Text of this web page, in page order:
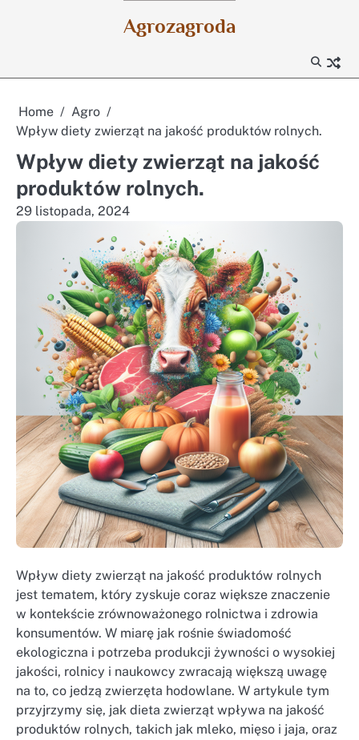
Agrozagroda
Home
Agro
Wpływ diety zwierząt na jakość produktów rolnych.
Wpływ diety zwierząt na jakość
produktów rolnych.
29 listopada, 2024
Wpływ diety zwierząt na jakość produktów rolnych
jest tematem, który zyskuje coraz większe znaczenie
w kontekście zrównoważonego rolnictwa i zdrowia
konsumentów. W miarę jak rośnie świadomość
ekologiczna i potrzeba produkcji żywności o wysokiej
jakości, rolnicy i naukowcy zwracają większą uwagę
na to, co jedzą zwierzęta hodowlane. W artykule tym
przyjrzymy się, jak dieta zwierząt wpływa na jakość
produktów rolnych, takich jak mleko, mięso i jaja, oraz